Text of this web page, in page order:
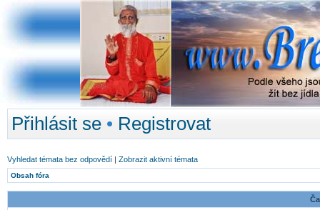
Přihlásit se • Registrovat
Vyhledat témata bez odpovědí | Zobrazit aktivní témata
Obsah fóra